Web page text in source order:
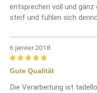
entsprechen voll und ganz
steif und fühlen sich
6 janvier 2018
Review with rating of 5
Gute Qualität
Die Verarbeitung ist